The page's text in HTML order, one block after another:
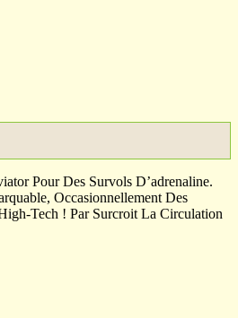
Pour Des Survols D’adrenaline.
Occasionnellement Des
Tech ! Par Surcroit La Circulation